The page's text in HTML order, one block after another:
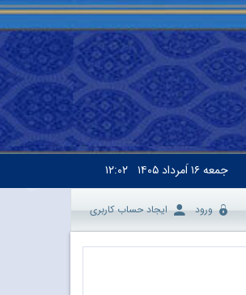
جمعه۱۶ اَمرداد ۱۴۰۵ ۱۲:۰۲
ورود ایجاد حساب کاربری